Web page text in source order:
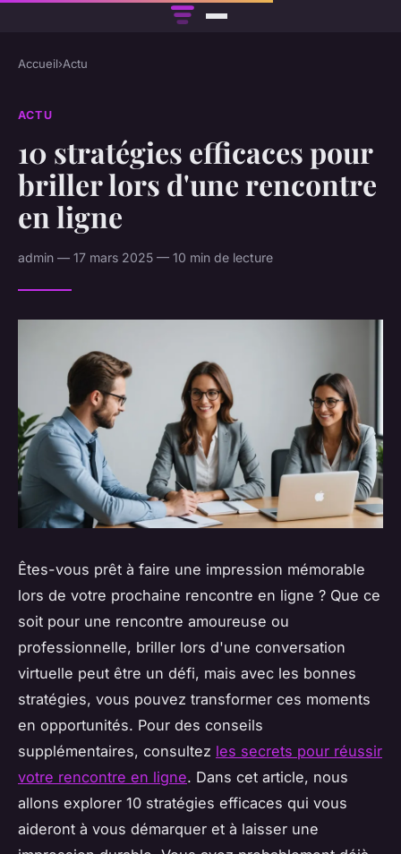
Accueil›Actu
ACTU
10 stratégies efficaces pour
briller lors d'une rencontre
en ligne
admin — 17 mars 2025 — 10 min de lecture
Êtes-vous prêt à faire une impression mémorable
lors de votre prochaine rencontre en ligne ? Que ce
soit pour une rencontre amoureuse ou
professionnelle, briller lors d'une conversation
virtuelle peut être un défi, mais avec les bonnes
stratégies, vous pouvez transformer ces moments
en opportunités. Pour des conseils
supplémentaires, consultez les secrets pour réussir
votre rencontre en ligne. Dans cet article, nous
allons explorer 10 stratégies efficaces qui vous
aideront à vous démarquer et à laisser une